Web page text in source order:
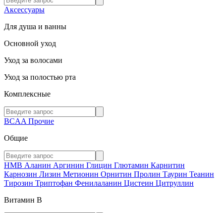
Аксессуары
Для душа и ванны
Основной уход
Уход за волосами
Уход за полостью рта
Комплексные
BCAA Прочие
Общие
HMB Аланин Аргинин Глицин Глютамин Карнитин
Карнозин Лизин Метионин Орнитин Пролин Таурин Теанин
Тирозин Триптофан Фенилаланин Цистеин Цитруллин
Витамин В